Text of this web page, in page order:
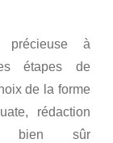
à
étapes de
de la forme
rédaction
bien sûr